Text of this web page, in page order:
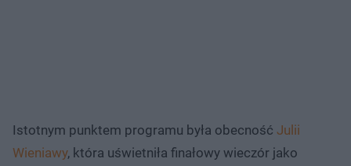
Istotnym punktem programu była obecność Julii
Wieniawy, która uświetniła finałowy wieczór jako